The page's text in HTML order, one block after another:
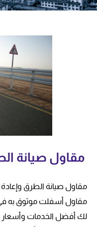
مقاول صيانة
مقاول صيانة الطرق
مقاول أسفلت موثوق به
لك أفضل الخدمات وأسعار